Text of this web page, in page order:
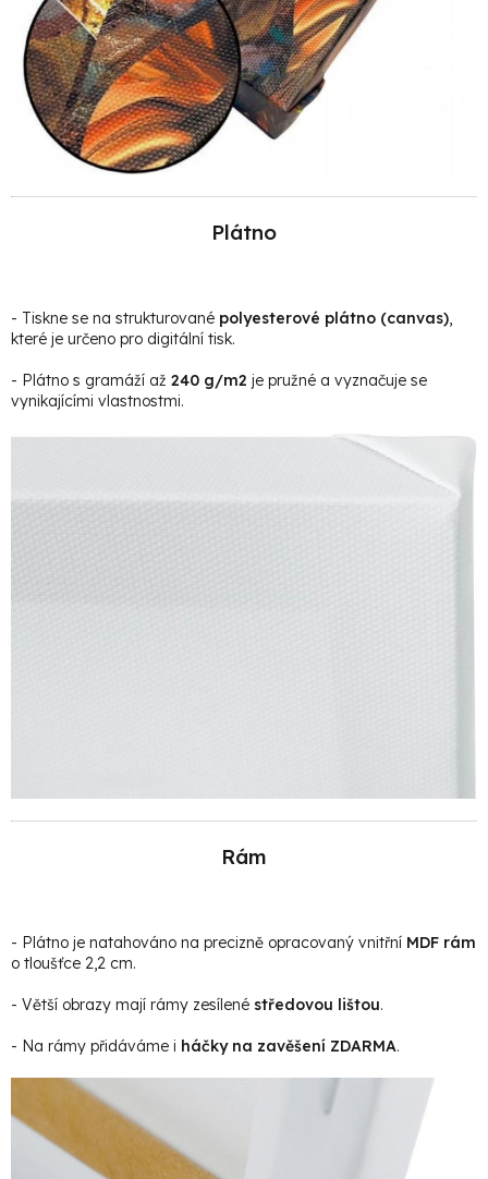
Plátno
- Tiskne se na strukturované polyesterové plátno (canvas)
které je určeno pro digitální tisk.
- Plátno s gramáží až 240 g/m2 je pružné a vyznačuje se
vynikajícími vlastnostmi.
Rám
- Plátno je natahováno na precizně opracovaný vnitřní MDF rám
o tloušťce 2,2 cm.
- Větší obrazy mají rámy zesílené středovou lištou.
- Na rámy přidáváme i háčky na zavěšení ZDARMA.